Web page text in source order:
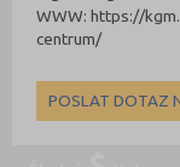
WWW: https://
centrum/
POSLAT DOTAZ